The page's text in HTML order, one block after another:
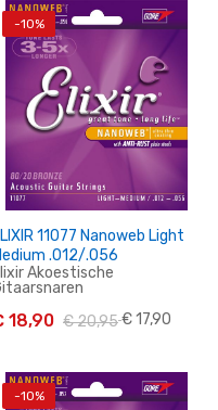
In Winkelwagen
-10%
In Winkelwagen
11077 Nanoweb Light
.012/.056
Akoestische
18,90 € 20,95€ 17,90
-10%